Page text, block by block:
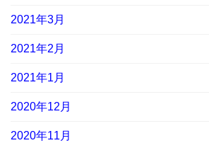
2021年3月
2021年2月
2021年1月
2020年12月
2020年11月